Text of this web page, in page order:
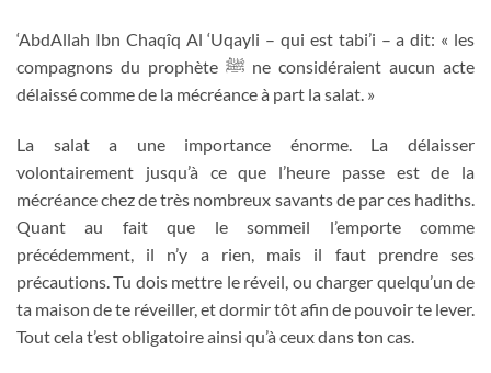
‘AbdAllah Ibn Chaqîq Al ‘Uqayli – qui est tabi’i – a dit: « les
compagnons du prophète ﷺ ne considéraient aucun acte
délaissé comme de la mécréance à part la salat. »
La salat a une importance énorme. La délaisser
volontairement jusqu’à ce que l’heure passe est de la
mécréance chez de très nombreux savants de par ces hadiths.
Quant au fait que le sommeil l’emporte comme
précédemment, il n’y a rien, mais il faut prendre ses
précautions. Tu dois mettre le réveil, ou charger quelqu’un de
ta maison de te réveiller, et dormir tôt afin de pouvoir te lever.
Tout cela t’est obligatoire ainsi qu’à ceux dans ton cas.